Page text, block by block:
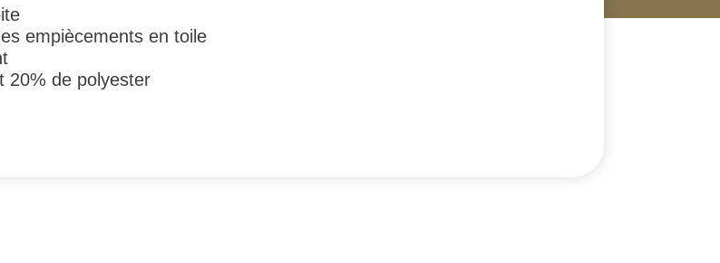
empiècements en toile
20% de polyester